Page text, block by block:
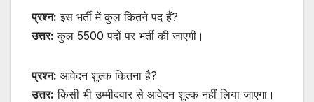
प्रश्न: इस भर्ती में कुल कितने पद हैं?
उत्तर: कुल 5500 पदों पर भर्ती की जाएगी।
प्रश्न: आवेदन शुल्क कितना है?
उत्तर: किसी भी उम्मीदवार से आवेदन शुल्क नहीं लिया जाएगा।